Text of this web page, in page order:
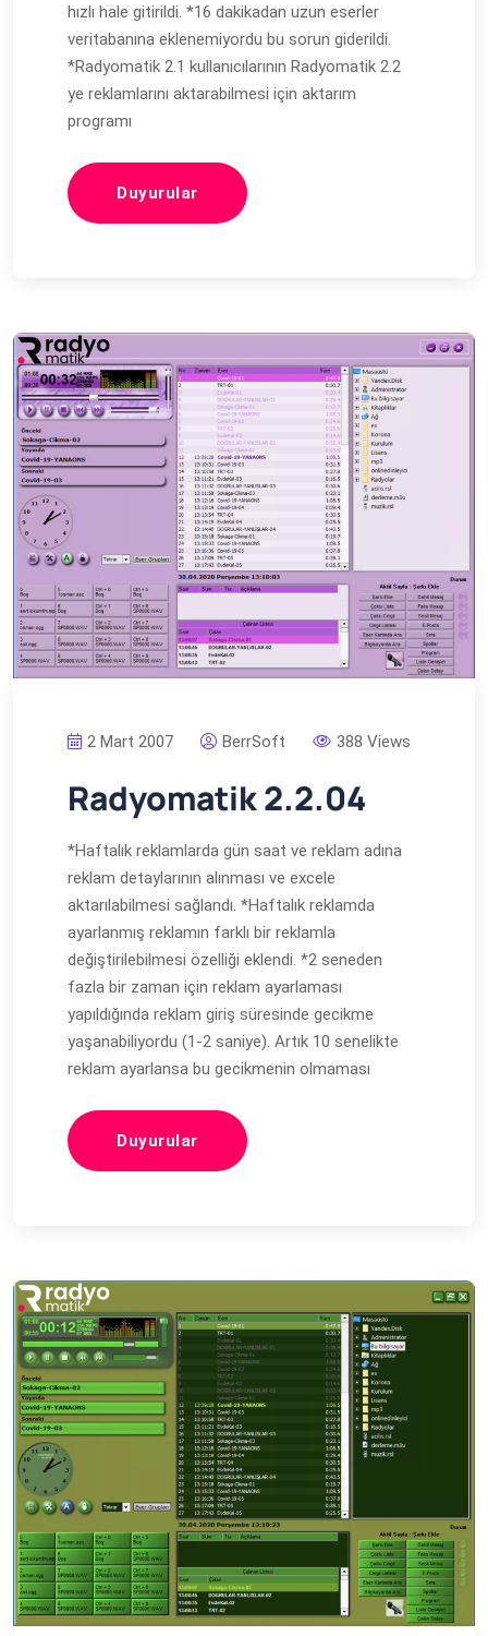
hızlı hale gitirildi. *16 dakikadan uzun eserler
veritabanına eklenemiyordu bu sorun giderildi.
*Radyomatik 2.1 kullanıcılarının Radyomatik 2.2
ye reklamlarını aktarabilmesi için aktarım
programı
Duyurular
2 Mart 2007 BerrSoft 388 Views
Radyomatik 2.2.04
*Haftalık reklamlarda gün saat ve reklam adına
reklam detaylarının alınması ve excele
aktarılabilmesi sağlandı. *Haftalık reklamda
ayarlanmış reklamın farklı bir reklamla
değiştirilebilmesi özelliği eklendi. *2 seneden
fazla bir zaman için reklam ayarlaması
yapıldığında reklam giriş süresinde gecikme
yaşanabiliyordu (1-2 saniye). Artık 10 senelikte
reklam ayarlansa bu gecikmenin olmaması
Duyurular